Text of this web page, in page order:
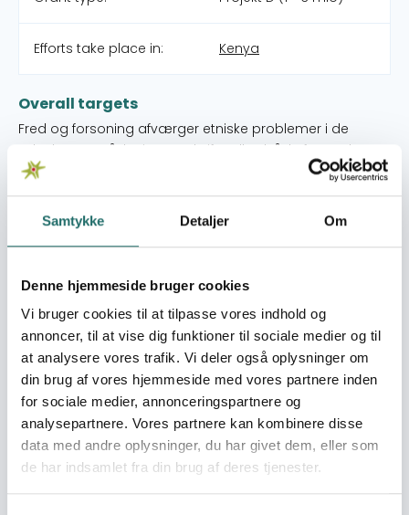
Samtykke Detaljer Om
Denne hjemmeside bruger cookies
Vi bruger cookies til at tilpasse vores indhold og
annoncer, til at vise dig funktioner til sociale medier og til
at analysere vores trafik. Vi deler også oplysninger om
din brug af vores hjemmeside med vores partnere inden
for sociale medier, annonceringspartnere og
analysepartnere. Vores partnere kan kombinere disse
data med andre oplysninger, du har givet dem, eller som
de har indsamlet fra din brug af deres tjenester.
Efforts take place in: Kenya
Overall targets
Fred og forsoning afværger etniske problemer i de
udvalgte områder i Central Rift Valley både før, under og
efter valget
1. Før valget - forebyggelse: Medlemmer af forskellige
fredsgrupper bestående af lokale myndigheder, kvinder,
som fredsmæglere og initiativtagere til dialog for
bæredygtig fred og social sameksistens 2. Under valget
– agtpågivenhed: Lokale samfund arbejder sammen
ved udgangen af marts 2013 for at respektere og
opretholde værdighed, menneskerettigheder og social
retfærdighed 3. Efter valget – reaktionsperiode: De 5 FPFK
afdelinger er ved udgangen af marts 2013 i stand til at
håndtere projektledelse
Target groups